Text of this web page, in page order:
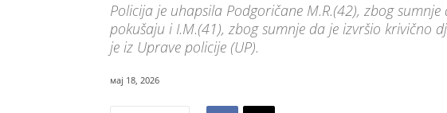
Policija je uhapsila Podgoričane M.R.(42), zbog
pokušaju i I.M.(41), zbog sumnje da je izvršio krivično
je iz Uprave policije (UP).
мај 18, 2026